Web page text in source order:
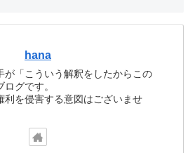
hana
が「こういう解釈をしたからこの
グです。
利を侵害する意図はございませ